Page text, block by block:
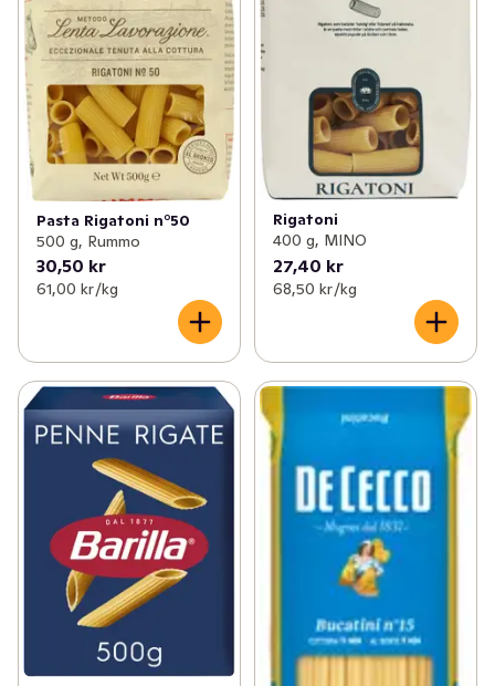
Pasta Rigatoni n°50
500 g, Rummo
30,50 kr
61,00 kr /kg
Rigatoni
400 g, MINO
27,40 kr
68,50 kr /kg